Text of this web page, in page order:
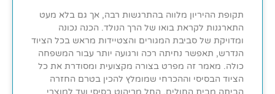
תקופת ההיריון מלווה בהתרגשות רבה, אך גם בלא מעט
התארגנות לקראת בואו של הרך הנולד. הכנה נכונה
ומדויקת של סביבת המגורים והצטיידות מראש בכל הציוד
הנדרש, תאפשר נחיתה רכה ורגועה יותר עבור המשפחה
כולה. מאמר זה מפרט בצורה מקצועית ומסודרת את כל
הציוד הבסיסי וההכרחי שמומלץ להכין בטרם החזרה